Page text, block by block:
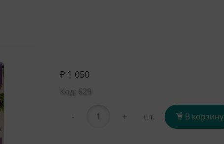
₽ 1 050
Код: 629
- + шт. В корзину